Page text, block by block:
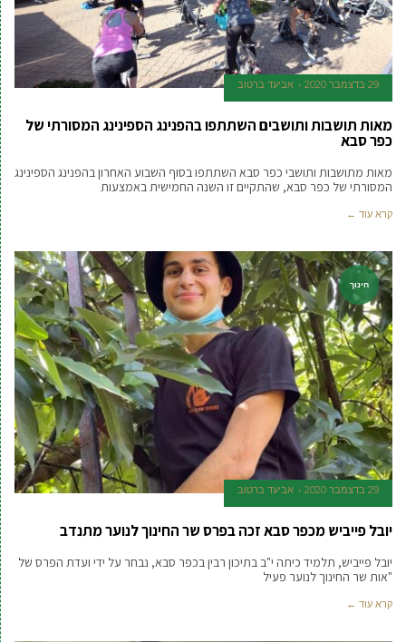
29 בדצמבר 2020 אביעד ברטוב
מאות תושבות ותושבים השתתפו בהפנינג הספינינג המסורתי של
כפר סבא
מאות מתושבות ותושבי כפר סבא השתתפו בסוף השבוע האחרון בהפנינג הספינינג
המסורתי של כפר סבא, שהתקיים זו השנה החמישית באמצעות
קרא עוד ←
חינוך
29 בדצמבר 2020 אביעד ברטוב
יובל פייביש מכפר סבא זכה בפרס שר החינוך לנוער מתנדב
יובל פייביש, תלמיד כיתה י"ב בתיכון רבין בכפר סבא, נבחר על ידי ועדת הפרס של
"אות שר החינוך לנוער פעיל
קרא עוד ←